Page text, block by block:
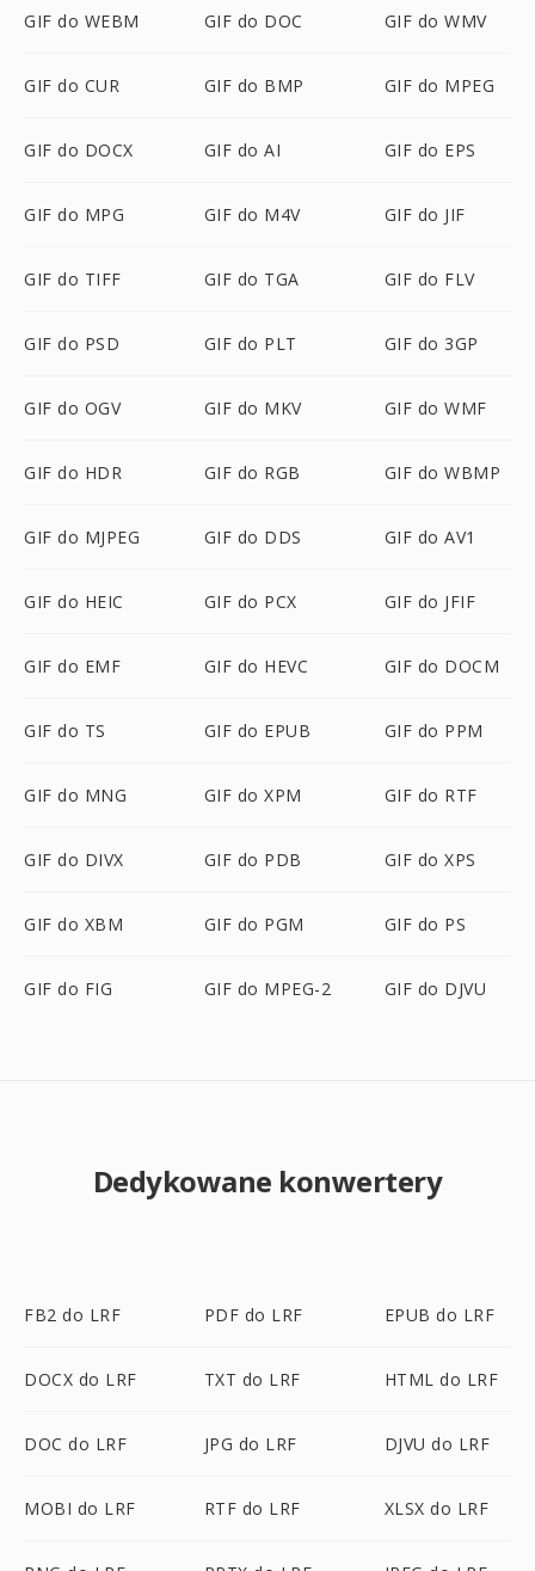
GIF do WEBM GIF do DOC GIF do WMV
GIF do CUR GIF do BMP GIF do MPEG
GIF do DOCX GIF do AI GIF do EPS
GIF do MPG GIF do M4V GIF do JIF
GIF do TIFF GIF do TGA GIF do FLV
GIF do PSD GIF do PLT GIF do 3GP
GIF do OGV GIF do MKV GIF do WMF
GIF do HDR GIF do RGB GIF do WBMP
GIF do MJPEG GIF do DDS GIF do AV1
GIF do HEIC GIF do PCX GIF do JFIF
GIF do EMF GIF do HEVC GIF do DOCM
GIF do TS GIF do EPUB GIF do PPM
GIF do MNG GIF do XPM GIF do RTF
GIF do DIVX GIF do PDB GIF do XPS
GIF do XBM GIF do PGM GIF do PS
GIF do FIG GIF do MPEG-2 GIF do DJVU
Dedykowane konwertery
FB2 do LRF PDF do LRF EPUB do LRF
DOCX do LRF TXT do LRF HTML do LRF
DOC do LRF JPG do LRF DJVU do LRF
MOBI do LRF RTF do LRF XLSX do LRF